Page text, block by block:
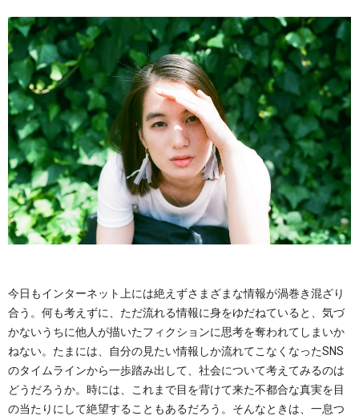
今日もインターネット上には絶えずさまざまな情報が渦巻き混ざり
合う。何も考えずに、ただ流れる情報に身をゆだねていると、気づ
かないうちに他人が描いたフィクションに思考を奪われてしまいか
ねない。たまには、自分の見たい情報しか流れてこなくなったSNS
のタイムラインから一歩踏み出して、社会について考えてみるのは
どうだろうか。時には、これまで目を背けて来た不都合な真実を目
の当たりにして絶望することもあるだろう。そんなときは、一息つ